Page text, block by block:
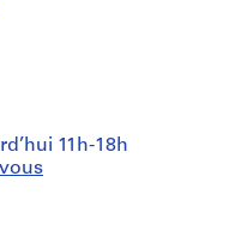
11h-18h